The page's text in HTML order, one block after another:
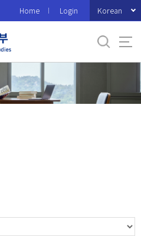
Home Login Korean